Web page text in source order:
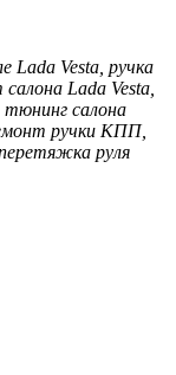
Lada Vesta, ручка
Lada Vesta,
тюнинг салона
ручки КПП,
руля